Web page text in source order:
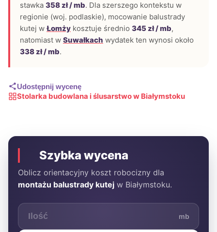
stawka 358 zł / mb. Dla szerszego kontekstu w
regionie (woj. podlaskie), mocowanie balustrady
kutej w Łomży kosztuje średnio 345 zł / mb,
natomiast w Suwałkach wydatek ten wynosi około
338 zł / mb.
Udostępnij wycenę
Stolarka budowlana i ślusarstwo w Białymstoku
Szybka wycena
Oblicz orientacyjny koszt robocizny dla
montażu balustrady kutej w Białymstoku.
mb